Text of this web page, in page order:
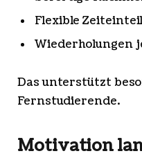
Flexible
Wiederholungen
Das unterstützt
Fernstudierende.
Motivation